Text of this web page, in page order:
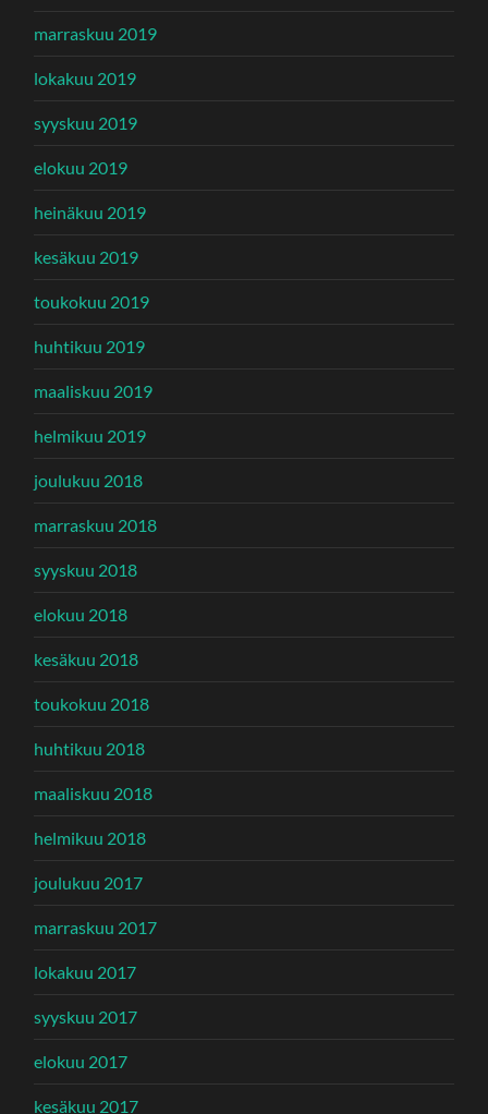
marraskuu 2019
lokakuu 2019
syyskuu 2019
elokuu 2019
heinäkuu 2019
kesäkuu 2019
toukokuu 2019
huhtikuu 2019
maaliskuu 2019
helmikuu 2019
joulukuu 2018
marraskuu 2018
syyskuu 2018
elokuu 2018
kesäkuu 2018
toukokuu 2018
huhtikuu 2018
maaliskuu 2018
helmikuu 2018
joulukuu 2017
marraskuu 2017
lokakuu 2017
syyskuu 2017
elokuu 2017
kesäkuu 2017